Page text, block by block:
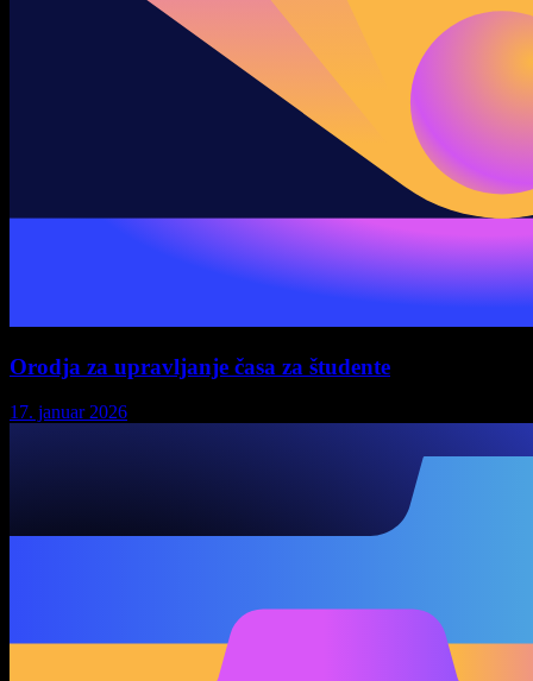
Orodja za upravljanje časa za študente
17. januar 2026